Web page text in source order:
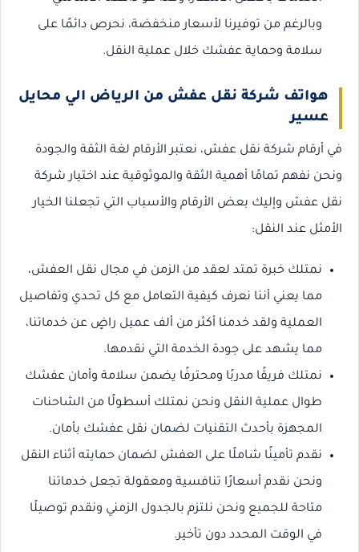
وبالرغم من توفيرنا لأسعار منخفضة، نحرص دائمًا على
سلامة وحماية عفشك خلال عملية النقل.
هواتف شركة نقل عفش من الرياض الي محايل
عسير
في أرقام شركة نقل عفش، نعتبر الأرقام لغة الثقة والجودة
ونحن نفهم تمامًا أهمية الثقة والموثوقية عند اختيار شركة
نقل عفش وإليك بعض الأرقام والأسباب التي تجعلنا الخيار
الأمثل عند النقل:
نمتلك خبرة تمتد لعقد من الزمن في مجال نقل العفش،
مما يعني أننا نعرف كيفية التعامل مع كل تحدي وتفاصيل
العملية ولقد خدمنا أكثر من ألف عميل راضٍ عن خدماتنا،
مما يشهد على جودة الخدمة التي نقدمها.
نمتلك فريقًا مدربًا ومحترفًا يضمن سلامة وأمان عفشك
طوال عملية النقل ونحن نمتلك أسطولًا من الشاحنات
المجهزة بأحدث التقنيات لضمان نقل عفشك بأمان.
نقدم تأمينًا شاملًا على العفش لضمان حمايته أثناء النقل
ونحن نقدم أسعارًا تنافسية ومعقولة تجعل خدماتنا
متاحة للجميع ونحن نلتزم بالجدول الزمني ونقدم توصيلًا
في الوقت المحدد دون تأخير.